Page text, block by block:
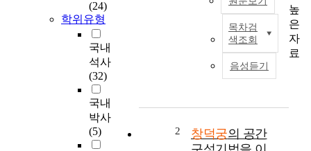
(24)
학위유형
국내
석사
(32)
국내
박사
(5)
출력
목차검
색조회
음성듣기
2 창덕궁의 공간
높
은
자
료